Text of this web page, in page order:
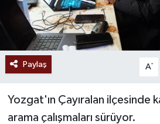
Paylaş A-
Yozgat'ın Çayıralan ilçesinde
arama çalışmaları sürüyor.
Tokat Haber